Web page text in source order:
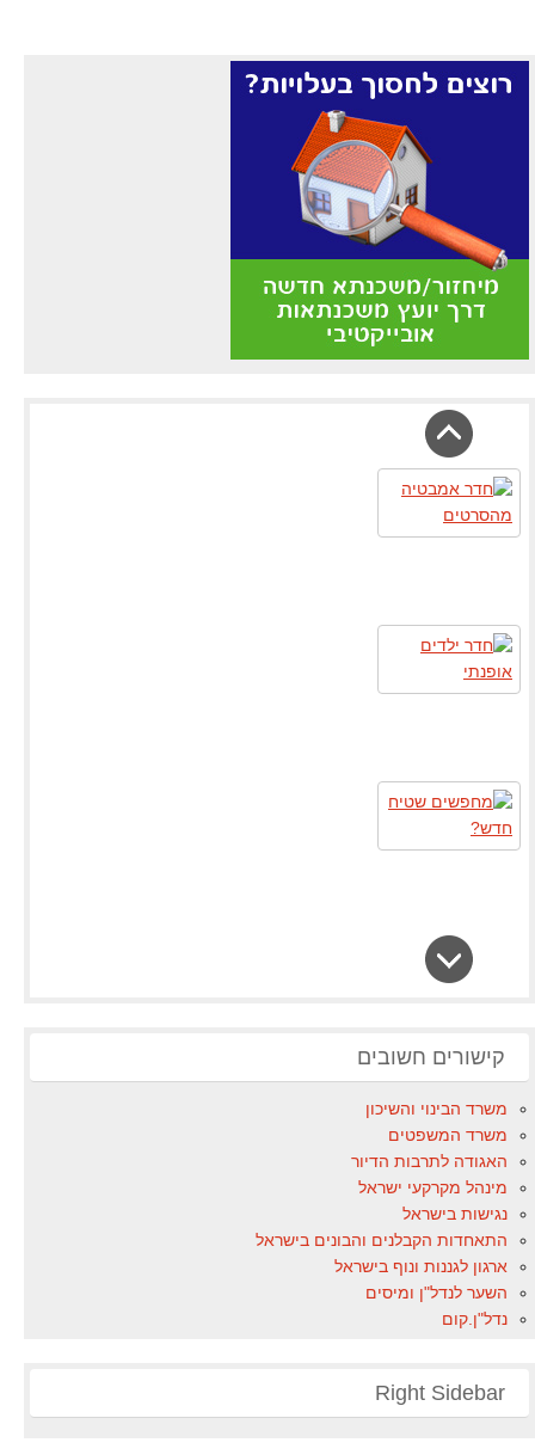
קישורים חשובים
משרד הבינוי והשיכון
משרד המשפטים
האגודה לתרבות הדיור
מינהל מקרקעי ישראל
נגישות בישראל
התאחדות הקבלנים והבונים בישראל
ארגון לגננות ונוף בישראל
השער לנדל"ן ומיסים
נדל"ן.קום
Right Sidebar